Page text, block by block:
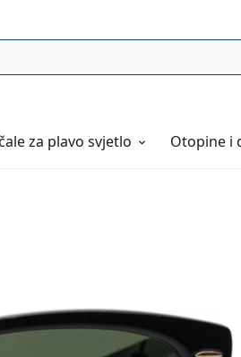
za plavo svjetlo Otopine i